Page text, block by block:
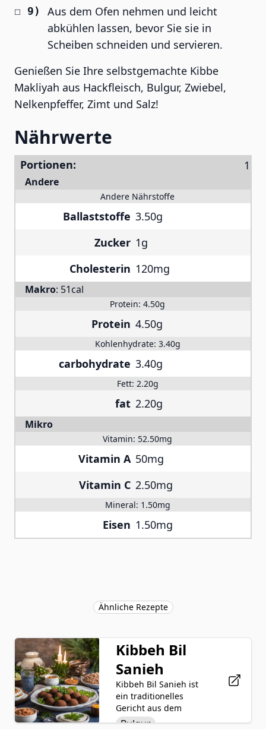
Aus dem Ofen nehmen und leicht
abkühlen lassen, bevor Sie sie in
Scheiben schneiden und servieren.
Genießen Sie Ihre selbstgemachte Kibbe
Makliyah aus Hackfleisch, Bulgur, Zwiebel,
Nelkenpfeffer, Zimt und Salz!
Nährwerte
Portionen:
Andere
Andere Nährstoffe
Ballaststoffe 3.50g
Zucker 1g
Cholesterin 120mg
Makro: 51cal
Protein: 4.50g
Protein 4.50g
Kohlenhydrate: 3.40g
carbohydrate 3.40g
Fett: 2.20g
fat 2.20g
Mikro
Vitamin: 52.50mg
Vitamin A 50mg
Vitamin C 2.50mg
Mineral: 1.50mg
Eisen 1.50mg
Ähnliche Rezepte
Kibbeh Bil
Sanieh
Kibbeh Bil Sanieh ist
ein traditionelles
Gericht aus dem
Nahen Osten, das aus
Bulgur